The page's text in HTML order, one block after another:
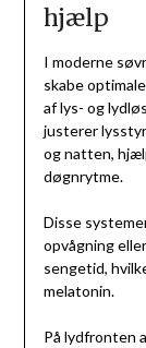
hjælp
I moderne
skabe
af lys- og
justerer
og natten,
døgnrytme.
Disse
opvågning
sengetid,
melatonin.
På lydfronten